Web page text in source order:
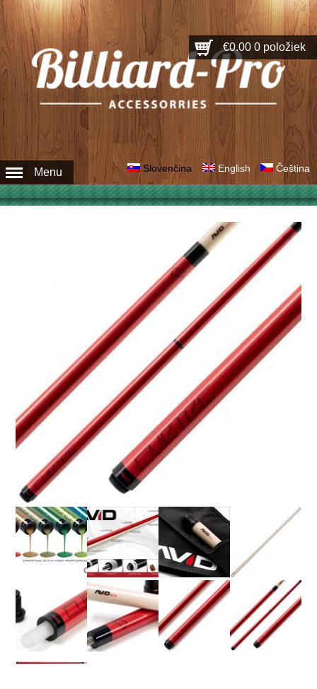
€0.00 0 položiek
Slovenčina English Čeština
Menu